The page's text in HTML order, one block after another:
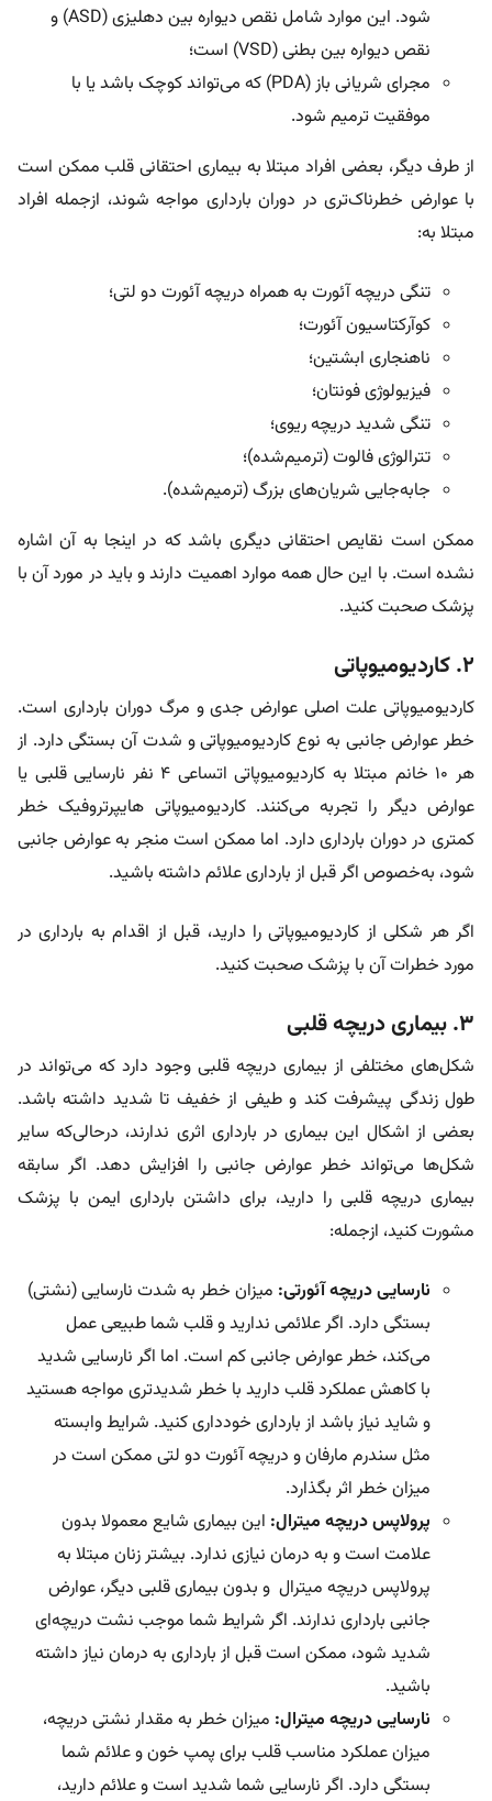
شود. این موارد شامل نقص دیواره بین دهلیزی (ASD) و
نقص دیواره بین‌ بطنی (VSD) است؛
مجرای شریانی باز (PDA) که می‌تواند کوچک باشد یا با
موفقیت ترمیم شود.
از طرف دیگر، بعضی افراد مبتلا به بیماری احتقانی قلب ممکن است
با عوارض خطرناک‌تری در دوران بارداری مواجه شوند، از‌جمله افراد
مبتلا به:
تنگی دریچه آئورت به همراه دریچه آئورت دو لتی؛
کوآرکتاسیون آئورت؛
ناهنجاری ابشتین؛
فیزیولوژی فونتان؛
تنگی شدید دریچه ریوی؛
تترالوژی فالوت (ترمیم‌شده)؛
جابه‌جایی شریان‌های بزرگ (ترمیم‌شده).
ممکن است نقایص احتقانی دیگری باشد که در اینجا به آن اشاره
نشده است. با این حال همه موارد اهمیت دارند و باید در مورد آن با
پزشک صحبت کنید.
۲. کاردیومیوپاتی
کاردیومیوپاتی علت اصلی عوارض جدی و مرگ دوران بارداری است.
خطر عوارض جانبی به نوع کاردیومیوپاتی و شدت آن بستگی دارد. از
هر ۱۰ خانم مبتلا به کاردیومیوپاتی اتساعی ۴ نفر نارسایی قلبی یا
عوارض دیگر را تجربه می‌کنند. کاردیومیوپاتی هایپرتروفیک خطر
کمتری در دوران بارداری دارد. اما ممکن است منجر به عوارض جانبی
شود، به‌خصوص اگر قبل از بارداری علائم داشته باشید.
اگر هر شکلی از کاردیومیوپاتی را دارید، قبل از اقدام به بارداری در
مورد خطرات آن با پزشک صحبت کنید.
۳. بیماری دریچه قلبی
شکل‌های مختلفی از بیماری دریچه قلبی وجود دارد که می‌تواند در
طول زندگی پیشرفت کند و طیفی از خفیف تا شدید داشته باشد.
بعضی از اشکال این بیماری در بارداری اثری ندارند، درحالی‌که سایر
شکل‌ها می‌تواند خطر عوارض جانبی را افزایش دهد. اگر سابقه
بیماری دریچه قلبی را دارید، برای داشتن بارداری ایمن با پزشک
مشورت کنید، ازجمله:
نارسایی دریچه آئورتی: میزان خطر به شدت نارسایی (نشتی)
بستگی دارد. اگر علائمی ندارید و قلب شما طبیعی عمل
می‌کند، خطر عوارض جانبی کم است. اما اگر نارسایی شدید
با کاهش عملکرد قلب دارید با خطر شدیدتری مواجه هستید
و شاید نیاز باشد از بارداری خودداری کنید. شرایط وابسته
مثل سندرم مارفان و دریچه آئورت دو لتی ممکن است در
میزان خطر اثر بگذارد.
پرولاپس دریچه میترال: این بیماری شایع معمولا بدون
علامت است و به درمان نیازی ندارد. بیشتر زنان مبتلا به
پرولاپس دریچه میترال و بدون بیماری قلبی دیگر، عوارض
جانبی بارداری ندارند. اگر شرایط شما موجب نشت دریچه‌ای
شدید شود، ممکن است قبل از بارداری به درمان نیاز داشته
باشید.
نارسایی دریچه میترال: میزان خطر به مقدار نشتی دریچه،
میزان عملکرد مناسب قلب برای پمپ خون و علائم شما
بستگی دارد. اگر نارسایی شما شدید است و علائم دارید،